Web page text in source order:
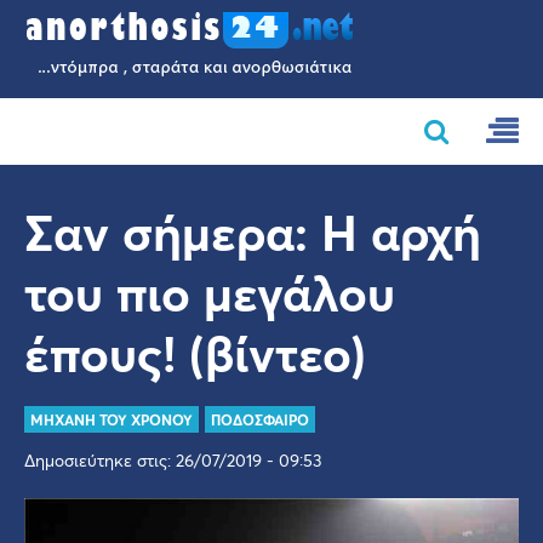
Σαν σήμερα: Η αρχή
του πιο μεγάλου
έπους! (βίντεο)
ΜΗΧΑΝΗ ΤΟΥ ΧΡΟΝΟΥ ΠΟΔΟΣΦΑΙΡΟ
Δημοσιεύτηκε στις: 26/07/2019 - 09:53